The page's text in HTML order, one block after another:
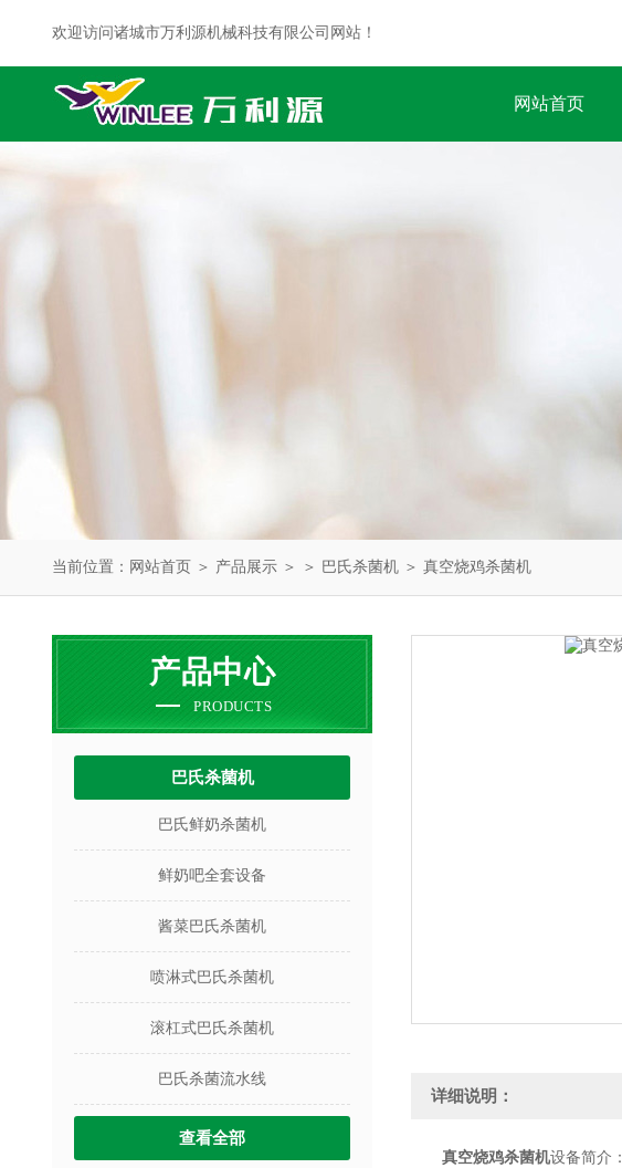
欢迎访问诸城市万利源机械科技有限公司网站！
网站首页
当前位置： 网站首页 ＞ 产品展示 ＞ ＞ 巴氏杀菌机 ＞ 真空烧鸡杀菌机
产品中心
PRODUCTS
巴氏杀菌机
巴氏鲜奶杀菌机
鲜奶吧全套设备
酱菜巴氏杀菌机
喷淋式巴氏杀菌机
滚杠式巴氏杀菌机
巴氏杀菌流水线
查看全部
详细说明：
真空烧鸡杀菌机设备简介：